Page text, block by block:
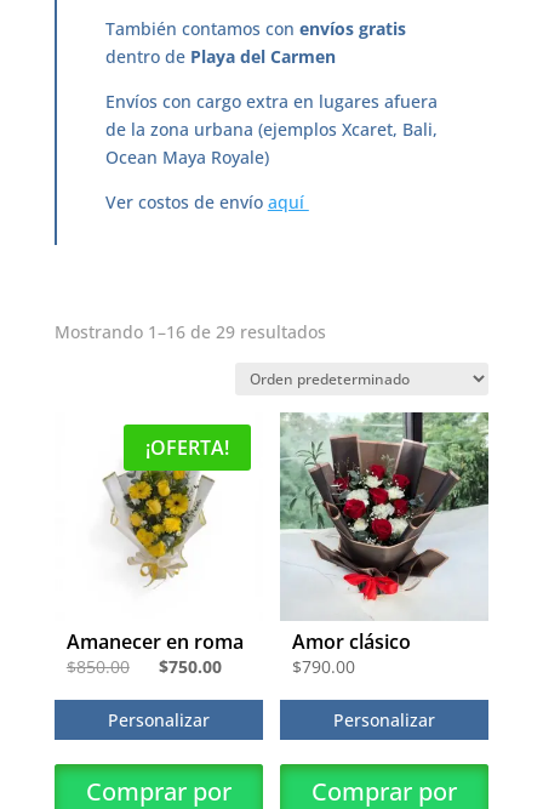
También contamos con envíos gratis
dentro de Playa del Carmen
Envíos con cargo extra en lugares afuera
de la zona urbana (ejemplos Xcaret, Bali,
Ocean Maya Royale)
Ver costos de envío aquí
Mostrando 1–16 de 29 resultados
¡OFERTA!
Amanecer en roma
$850.00
El
precio
original
era:
$850.00.
$750.00
precio
es:
Personalizar
Comprar por
Amor clásico
$790.00
Personalizar
Comprar por